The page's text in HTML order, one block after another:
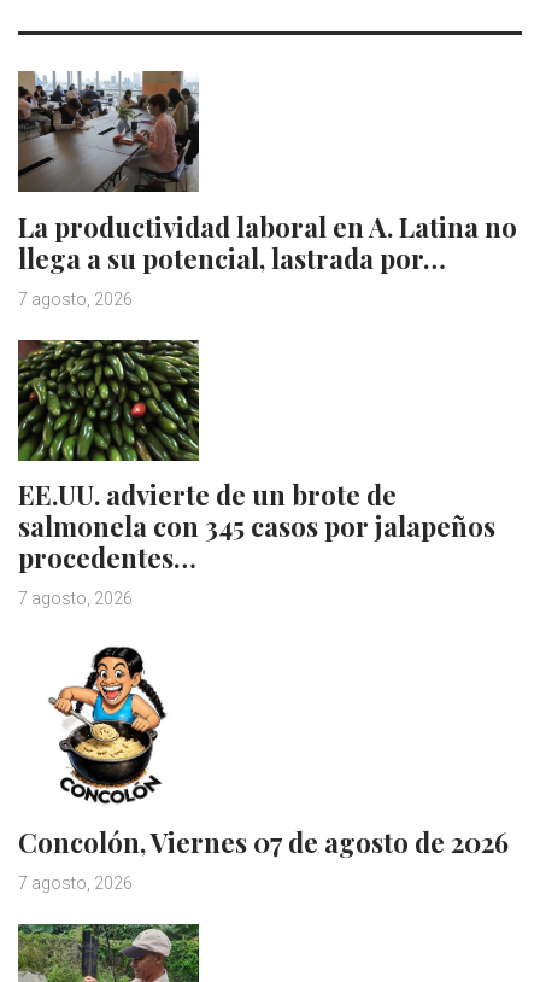
La productividad laboral en A. Latina no
llega a su potencial, lastrada por…
7 agosto, 2026
EE.UU. advierte de un brote de
salmonela con 345 casos por jalapeños
procedentes…
7 agosto, 2026
Concolón, Viernes 07 de agosto de 2026
7 agosto, 2026